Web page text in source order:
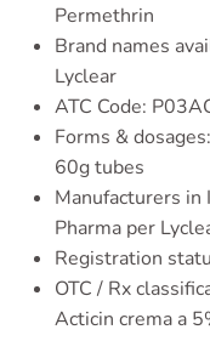
Permethrin
Brand names
Lyclear
ATC Code:
Forms &
60g tubes
Manufacturers in
Pharma per
Registration
OTC / Rx
Acticin crema a